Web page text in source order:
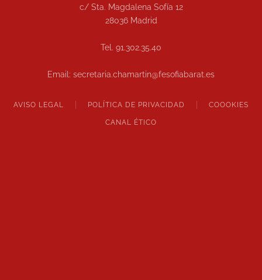
c/ Sta. Magdalena Sofía 12
28036 Madrid
Tel. 91.302.35.40
Email: secretaria.chamartin@fesofiabarat.es
AVISO LEGAL POLÍTICA DE PRIVACIDAD COOOKIES
CANAL ÉTICO